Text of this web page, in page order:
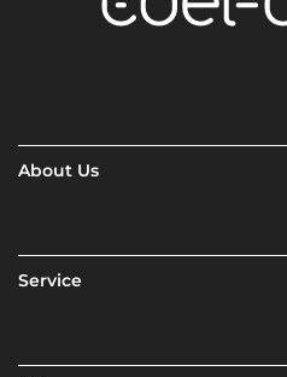
About Us
Service